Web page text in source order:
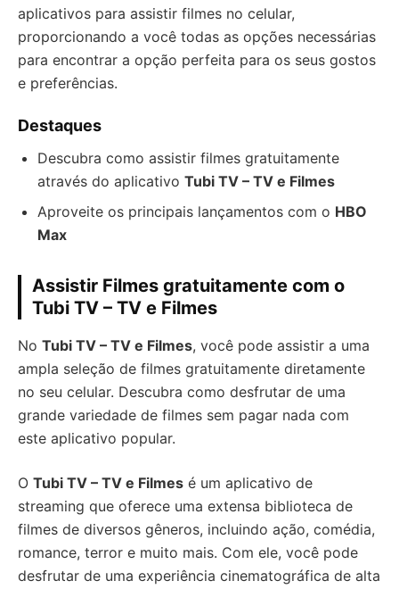
aplicativos para assistir filmes no celular,
proporcionando a você todas as opções necessárias
para encontrar a opção perfeita para os seus gostos
e preferências.
Destaques
Descubra como assistir filmes gratuitamente
através do aplicativo Tubi TV – TV e Filmes
Aproveite os principais lançamentos com o HBO
Max
Assistir Filmes gratuitamente com o
Tubi TV – TV e Filmes
No Tubi TV – TV e Filmes, você pode assistir a uma
ampla seleção de filmes gratuitamente diretamente
no seu celular. Descubra como desfrutar de uma
grande variedade de filmes sem pagar nada com
este aplicativo popular.
O Tubi TV – TV e Filmes é um aplicativo de
streaming que oferece uma extensa biblioteca de
filmes de diversos gêneros, incluindo ação, comédia,
romance, terror e muito mais. Com ele, você pode
desfrutar de uma experiência cinematográfica de alta